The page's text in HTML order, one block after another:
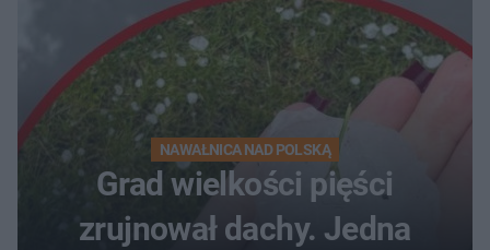
NAWAŁNICA NAD POLSKĄ
Grad wielkości pięści
zrujnował dachy. Jedna